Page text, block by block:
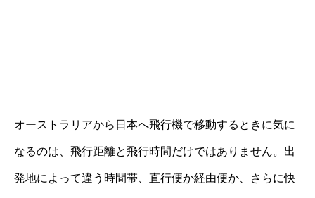
オーストラリアから日本へ飛行機で移動するときに気に
なるのは、飛行距離と飛行時間だけではありません。出
発地によって違う時間帯、直行便か経由便か、さらに快